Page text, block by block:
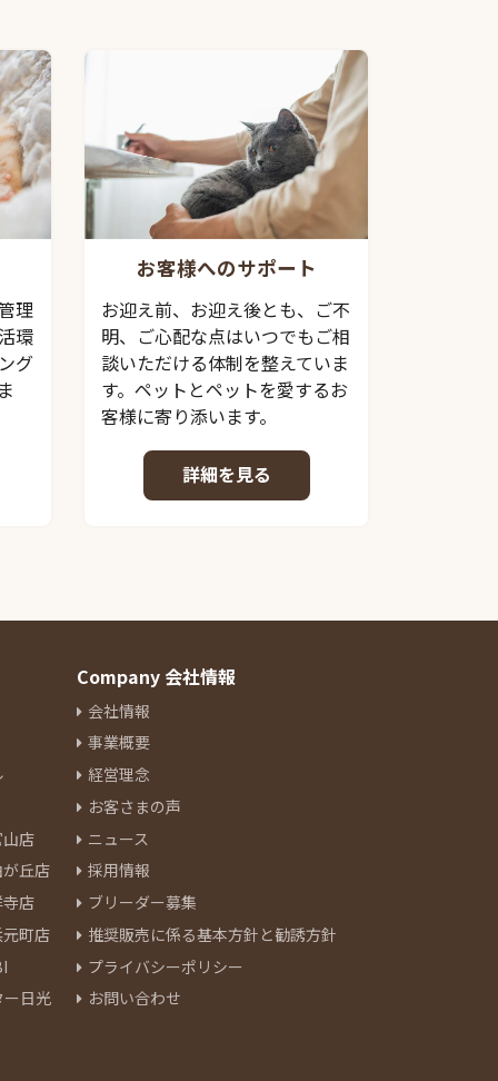
理
環
グ
お客様へのサポート
お迎え前、お迎え後とも、ご不
明、ご心配な点はいつでもご相
談いただける体制を整えていま
す。ペットとペットを愛するお
客様に寄り添います。
詳細を見る
店
丘店
店
町店
日光
Company 会社情報
会社情報
事業概要
経営理念
お客さまの声
ニュース
採用情報
ブリーダー募集
推奨販売に係る基本方針と勧誘方針
プライバシーポリシー
お問い合わせ